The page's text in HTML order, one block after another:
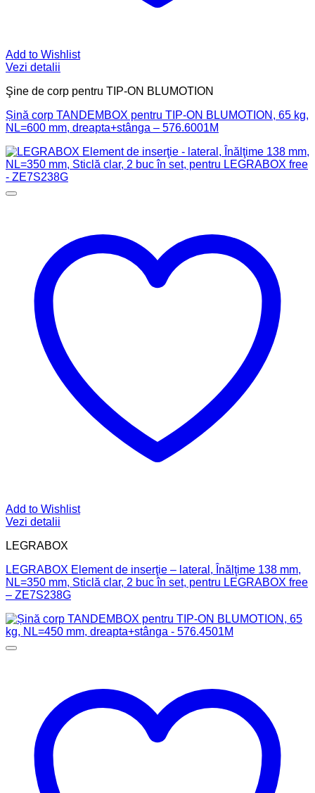
Add to Wishlist
Vezi detalii
Şine de corp pentru TIP-ON BLUMOTION
Șină corp TANDEMBOX pentru TIP-ON BLUMOTION, 65 kg,
NL=600 mm, dreapta+stânga – 576.6001M
Add to Wishlist
Vezi detalii
LEGRABOX
LEGRABOX Element de inserţie – lateral, Înălţime 138 mm,
NL=350 mm, Sticlă clar, 2 buc în set, pentru LEGRABOX free
– ZE7S238G